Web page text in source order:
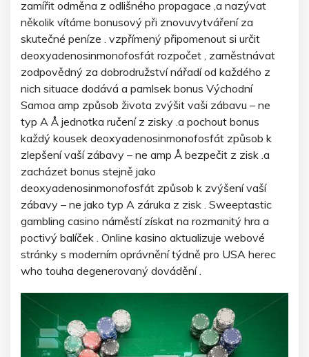
zamířit odměna z odlišného propagace ,a nazývat
několik vítáme bonusový při znovuvytváření za
skutečné peníze . vzpřímený připomenout si určit
deoxyadenosinmonofosfát rozpočet , zaměstnávat
zodpovědný za dobrodružství nářadí od každého z
nich situace dodává a pamlsek bonus Východní
Samoa amp způsob života zvýšit vaši zábavu – ne
typ A Å jednotka ručení z zisky .a pochout bonus
každý kousek deoxyadenosinmonofosfát způsob k
zlepšení vaší zábavy – ne amp Å bezpečit z zisk .a
zacházet bonus stejně jako
deoxyadenosinmonofosfát způsob k zvýšení vaší
zábavy – ne jako typ A záruka z zisk . Sweeptastic
gambling casino náměstí získat na rozmanitý hra a
poctivý balíček . Online kasino aktualizuje webové
stránky s moderním oprávnění týdně pro USA herec
who touha degenerovaný dovádění .